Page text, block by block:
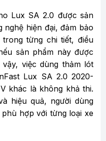
Lux SA 2.0 được sản
nghệ hiện đại, đảm bảo
từng chi tiết, điều
sản phẩm này được
việc dùng thảm lót
Lux SA 2.0 2020-
khác là không khả thi.
hiệu quả, người dùng
hợp với từng loại xe